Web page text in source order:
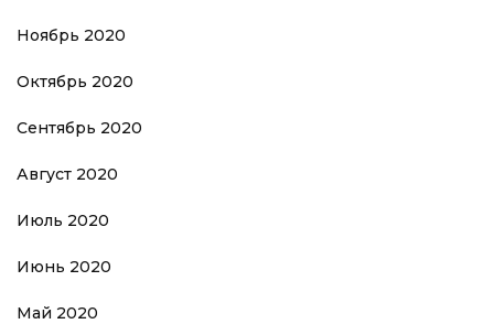
Ноябрь 2020
Октябрь 2020
Сентябрь 2020
Август 2020
Июль 2020
Июнь 2020
Май 2020